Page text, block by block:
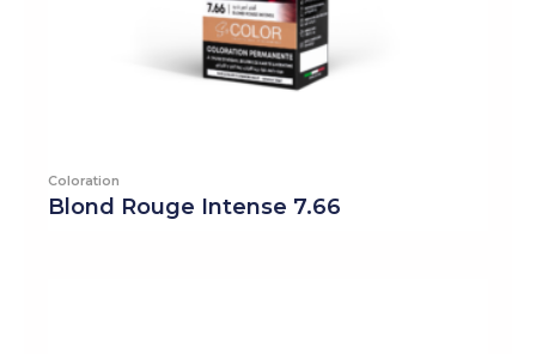
Coloration
Blond Rouge Intense 7.66